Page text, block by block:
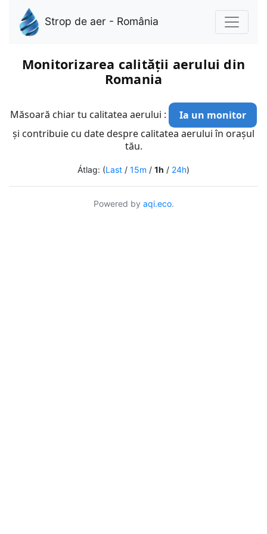
Strop de aer - România
Monitorizarea calității aerului din
Romania
Măsoară chiar tu calitatea aerului :
Ia un monitor
și contribuie cu date despre calitatea aerului în orașul
tău.
Átlag: (Last / 15m / 1h / 24h)
Powered by aqi.eco.